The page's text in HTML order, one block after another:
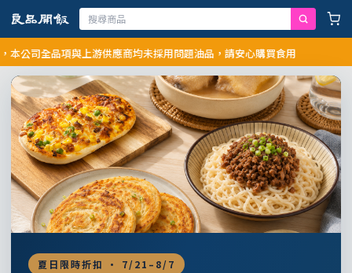
全品項與上游供應商均未採用問題油品，請安心購買食用
夏日限時折扣 · 7/21–8/7